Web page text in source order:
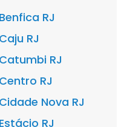
RJ
RJ
RJ
RJ
Nova RJ
RJ